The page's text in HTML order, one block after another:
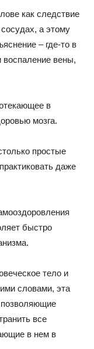
как следствие
а этому
– где-то в
воспаление вены,
в
мозга.
простые
даже
быстро
тело и
словами, эта
все
в нем в